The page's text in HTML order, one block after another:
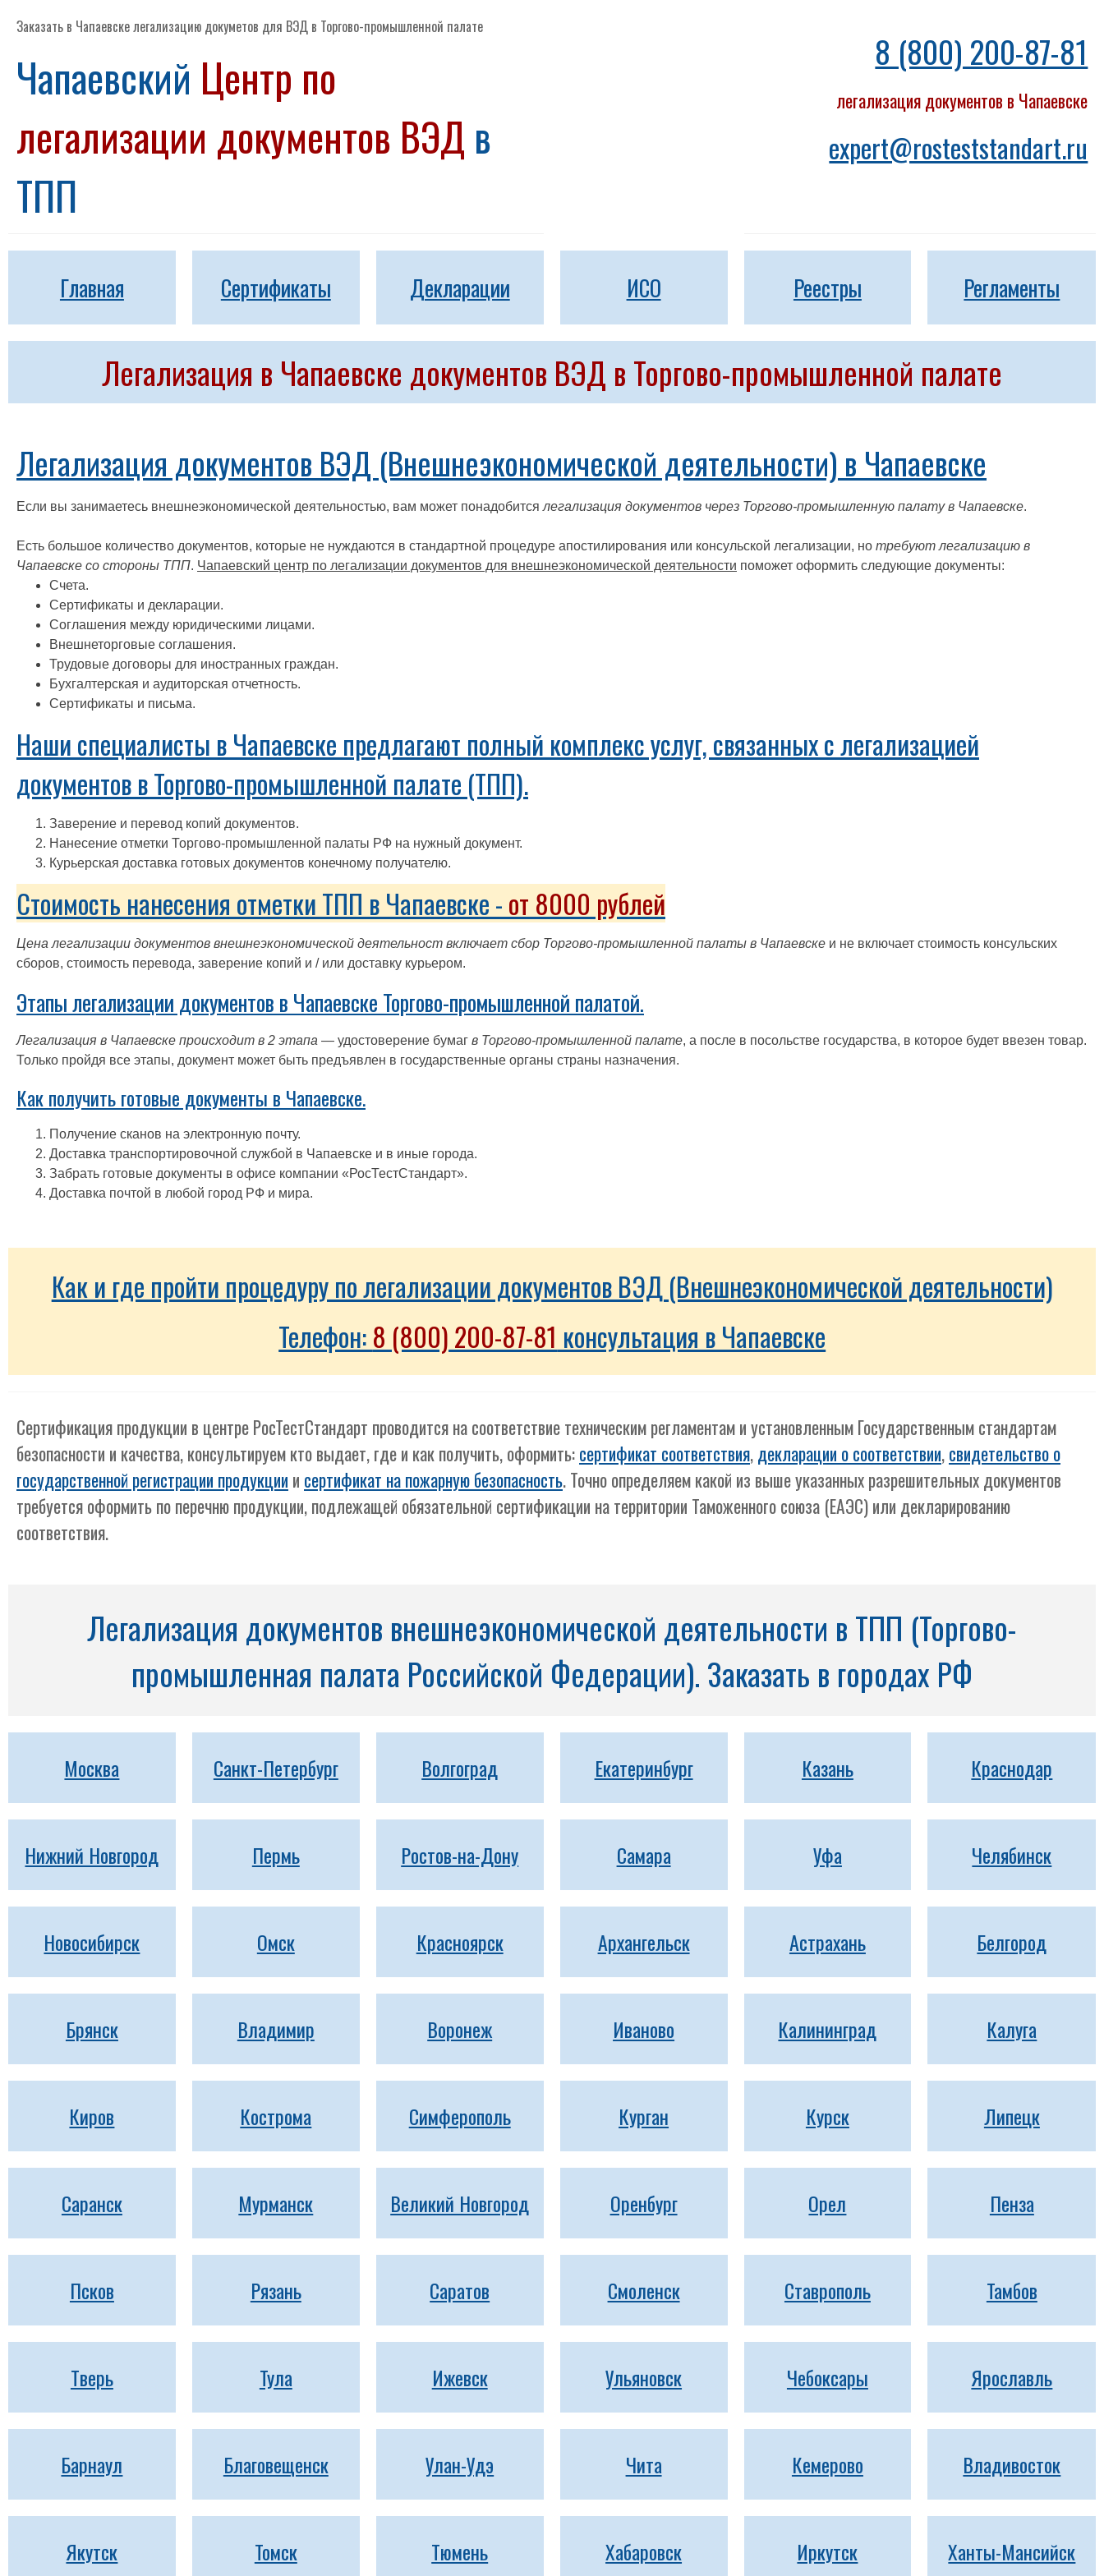
Заказать в Чапаевске легализацию докуметов для ВЭД в Торгово-промышленной палате
Чапаевский Центр по
легализации документов ВЭД в
ТПП
8 (800) 200-87-81
легализация документов в Чапаевске
expert@rosteststandart.ru
Главная Сертификаты Декларации ИСО Реестры Регламенты
Легализация в Чапаевске документов ВЭД в Торгово-промышленной палате
Легализация документов ВЭД (Внешнеэкономической деятельности) в Чапаевске
Если вы занимаетесь внешнеэкономической деятельностью, вам может понадобится легализация документов через Торгово-промышленную палату в Чапаевске.
Есть большое количество документов, которые не нуждаются в стандартной процедуре апостилирования или консульской легализации, но требуют легализацию в
Чапаевске со стороны ТПП. Чапаевский центр по легализации документов для внешнеэкономической деятельности поможет оформить следующие документы:
Счета.
Сертификаты и декларации.
Соглашения между юридическими лицами.
Внешнеторговые соглашения.
Трудовые договоры для иностранных граждан.
Бухгалтерская и аудиторская отчетность.
Сертификаты и письма.
Наши специалисты в Чапаевске предлагают полный комплекс услуг, связанных с легализацией
документов в Торгово-промышленной палате (ТПП).
Заверение и перевод копий документов.
Нанесение отметки Торгово-промышленной палаты РФ на нужный документ.
Курьерская доставка готовых документов конечному получателю.
Стоимость нанесения отметки ТПП в Чапаевске -от 8000 рублей
Цена легализации документов внешнеэкономической деятельност включает сбор Торгово-промышленной палаты в Чапаевске и не включает стоимость консульских
сборов, стоимость перевода, заверение копий и / или доставку курьером.
Этапы легализации документов в Чапаевске Торгово-промышленной палатой.
Легализация в Чапаевске происходит в 2 этапа — удостоверение бумаг в Торгово-промышленной палате, а после в посольстве государства, в которое будет ввезен товар.
Только пройдя все этапы, документ может быть предъявлен в государственные органы страны назначения.
Как получить готовые документы в Чапаевске.
Получение сканов на электронную почту.
Доставка транспортировочной службой в Чапаевске и в иные города.
Забрать готовые документы в офисе компании «РосТестСтандарт».
Доставка почтой в любой город РФ и мира.
Как и где пройти процедуру по легализации документов ВЭД (Внешнеэкономической деятельности)
Телефон:8 (800) 200-87-81 консультация в Чапаевске
Сертификация продукции в центре РосТестСтандарт проводится на соответствие техническим регламентам и установленным Государственным стандартам
безопасности и качества, консультируем кто выдает, где и как получить, оформить:сертификат соответствия,декларации о соответствии,свидетельство о
государственной регистрации продукции и сертификат на пожарную безопасность. Точно определяем какой из выше указанных разрешительных документов
требуется оформить по перечню продукции, подлежащей обязательной сертификации на территории Таможенного союза (ЕАЭС) или декларированию
соответствия.
Легализация документов внешнеэкономической деятельности в ТПП (Торгово-
промышленная палата Российской Федерации). Заказать в городах РФ
Москва Санкт-Петербург Волгоград Екатеринбург Казань Краснодар
Нижний Новгород Пермь Ростов-на-Дону Самара Уфа Челябинск
Новосибирск Омск Красноярск Архангельск Астрахань Белгород
Брянск Владимир Воронеж Иваново Калининград Калуга
Киров Кострома Симферополь Курган Курск Липецк
Саранск Мурманск Великий Новгород Оренбург Орел Пенза
Псков Рязань Саратов Смоленск Ставрополь Тамбов
Тверь Тула Ижевск Ульяновск Чебоксары Ярославль
Барнаул Благовещенск Улан-Удэ Чита Кемерово Владивосток
Якутск Томск Тюмень Хабаровск Иркутск Ханты-Мансийск